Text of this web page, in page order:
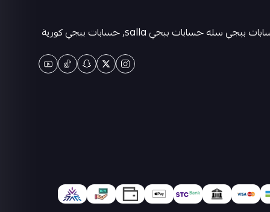
متجر كيان حسابات ببجي العالمية . حسابات ببجي عشوائية-متجر ببجي حسابات-حسابات ببجي كورية - حسابات ببجي التايوانيه-حسابات ببجي سله حسابات ببجي salla, حسابات ببجي كورية